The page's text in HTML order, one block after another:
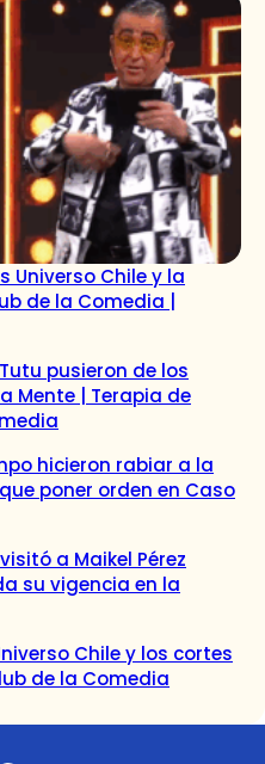
Universo Chile y la
de la Comedia |
pusieron de los
Mente | Terapia de
hicieron rabiar a la
poner orden en Caso
a Maikel Pérez
su vigencia en la
Chile y los cortes
de la Comedia